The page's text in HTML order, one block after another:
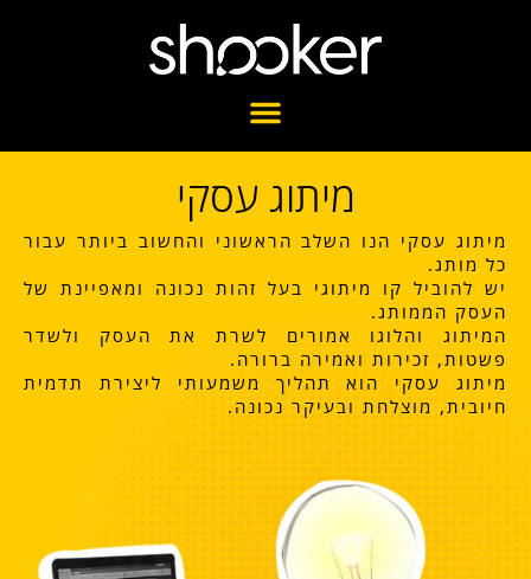
מיתוג עסקי
מיתוג עסקי הנו השלב הראשוני והחשוב ביותר עבור
כל מותג.
יש להוביל קו מיתוגי בעל זהות נכונה ומאפיינת של
העסק הממותג.
המיתוג והלוגו אמורים לשרת את העסק ולשדר
פשטות, זכירות ואמירה ברורה.
מיתוג עסקי הוא תהליך משמעותי ליצירת תדמית
חיובית, מוצלחת ובעיקר נכונה.